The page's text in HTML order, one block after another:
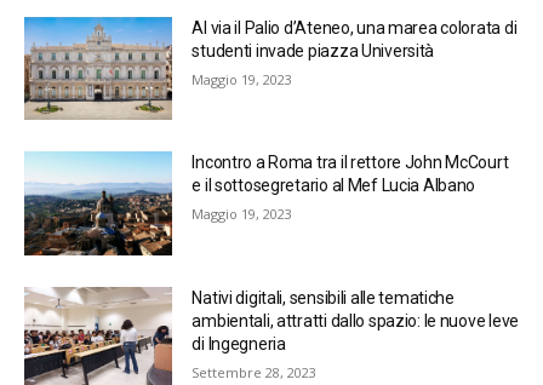
Al via il Palio d’Ateneo, una marea colorata di
studenti invade piazza Università
Maggio 19, 2023
Incontro a Roma tra il rettore John McCourt
e il sottosegretario al Mef Lucia Albano
Maggio 19, 2023
Nativi digitali, sensibili alle tematiche
ambientali, attratti dallo spazio: le nuove leve
di Ingegneria
Settembre 28, 2023